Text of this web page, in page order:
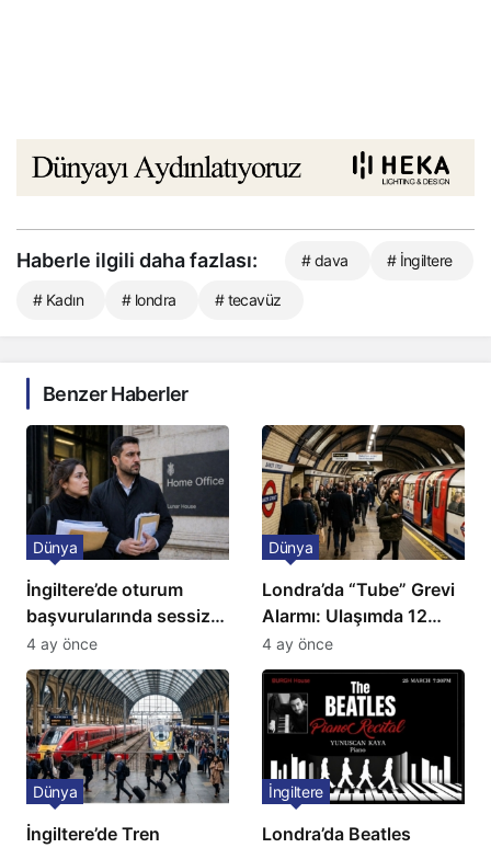
Haberle ilgili daha fazlası: # dava # İngiltere
# Kadın # londra # tecavüz
Benzer Haberler
İngiltere’de oturum
başvurularında sessiz
kriz: Büyükelçilikten
açıklama!
Dünya
4 ay önce
Londra’da “Tube” Grevi
Alarmı: Ulaşımda 12
Günlük Kaos Kapıda
Dünya
4 ay önce
İngiltere’de Tren
Dünya
Londra’da Beatles
İngiltere